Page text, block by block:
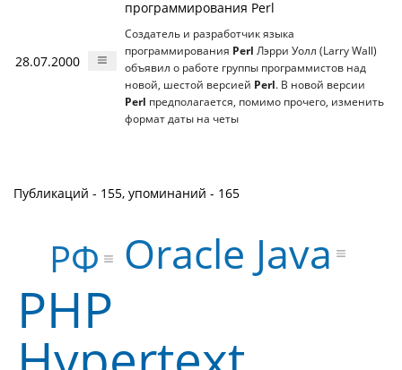
28.07.2000
программирования Perl
Создатель и разработчик языка
программирования Perl Лэрри Уолл (Larry Wall)
объявил о работе группы программистов над
новой, шестой версией Perl. В новой версии
Perl предполагается, помимо прочего, изменить
формат даты на четы
Публикаций - 155, упоминаний - 165
PHP
Oracle Java
РФ